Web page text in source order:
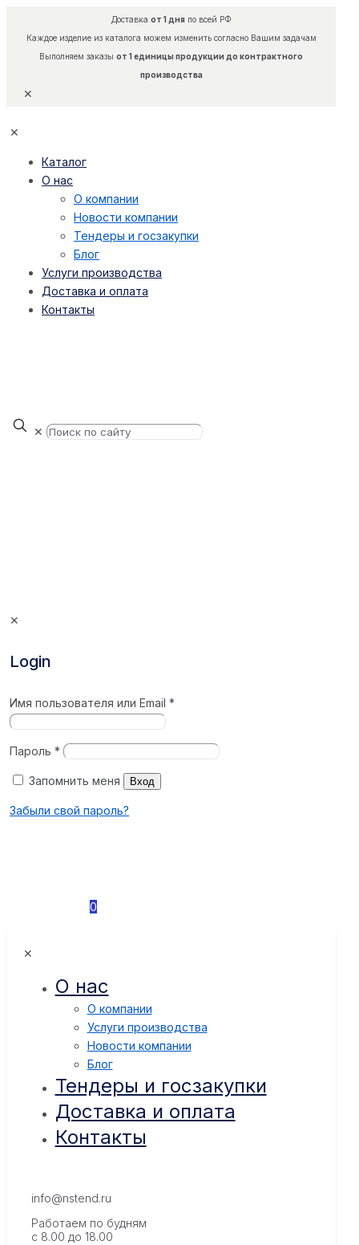
Доставка от 1 дняпо всей РФ
Каждое изделие из каталога можем изменить согласно Вашим задачам
Выполняем заказы от 1 единицы продукции до контрактного
производства
✕
✕
Каталог
О нас
О компании
Новости компании
Тендеры и госзакупки
Блог
Услуги производства
Доставка и оплата
Контакты
✕
✕
Login
Имя пользователя или Email*
Пароль*
Запомнить меня Вход
Забыли свой пароль?
0
✕
О нас
О компании
Услуги производства
Новости компании
Блог
Тендеры и госзакупки
Доставка и оплата
Контакты
info@nstend.ru
Работаем по будням
с 8.00 до 18.00